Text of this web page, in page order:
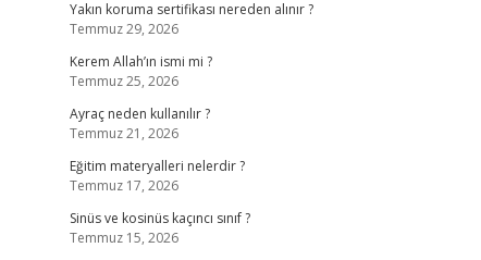
Yakın koruma sertifikası nereden alınır ?
Temmuz 29, 2026
Kerem Allah’ın ismi mi ?
Temmuz 25, 2026
Ayraç neden kullanılır ?
Temmuz 21, 2026
Eğitim materyalleri nelerdir ?
Temmuz 17, 2026
Sinüs ve kosinüs kaçıncı sınıf ?
Temmuz 15, 2026